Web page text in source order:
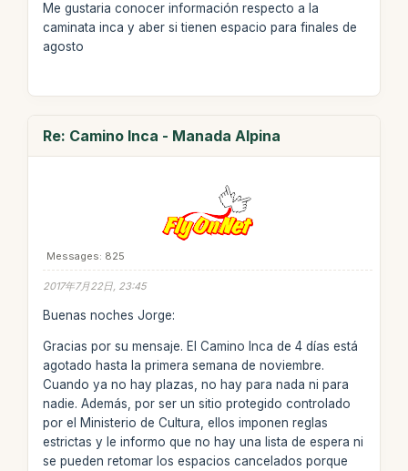
Me gustaria conocer información respecto a la
caminata inca y aber si tienen espacio para finales de
agosto
Re: Camino Inca - Manada Alpina
Messages: 825
2017年7月22日, 23:45
Buenas noches Jorge:
Gracias por su mensaje. El Camino Inca de 4 días está
agotado hasta la primera semana de noviembre.
Cuando ya no hay plazas, no hay para nada ni para
nadie. Además, por ser un sitio protegido controlado
por el Ministerio de Cultura, ellos imponen reglas
estrictas y le informo que no hay una lista de espera ni
se pueden retomar los espacios cancelados porque